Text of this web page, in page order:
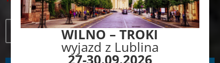
Więcej WILNO – TROKI
wyjazd z Lublina